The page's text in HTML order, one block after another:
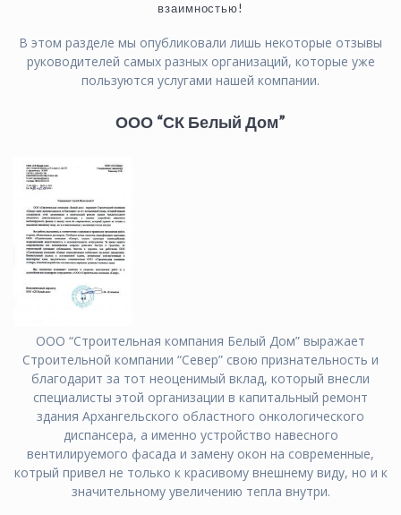
взаимностью!
В этом разделе мы опубликовали лишь некоторые отзывы
руководителей самых разных организаций, которые уже
пользуются услугами нашей компании.
ООО “СК Белый Дом”
ООО “Строительная компания Белый Дом” выражает
Строительной компании “Север” свою признательность и
благодарит за тот неоценимый вклад, который внесли
специалисты этой организации в капитальный ремонт
здания Архангельского областного онкологического
диспансера, а именно устройство навесного
вентилируемого фасада и замену окон на современные,
котрый привел не только к красивому внешнему виду, но и к
значительному увеличению тепла внутри.